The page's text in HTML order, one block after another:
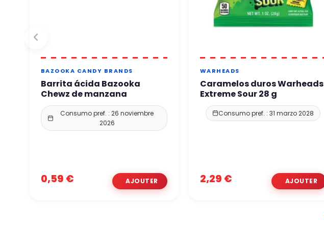
BAZOOKA CANDY BRANDS
Barrita ácida Bazooka
Chewz de manzana
Consumo pref. : 26 noviembre
2026
0,59 €
WARHEADS
Caramelos duros Warheads
Extreme Sour 28 g
Consumo pref. : 31 marzo 2028
2,29 €